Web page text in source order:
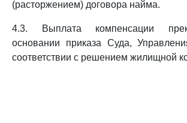
(расторжением) договора найма.
4.3. Выплата компенсации
основании приказа Суда,
соответствии с решением жилищной